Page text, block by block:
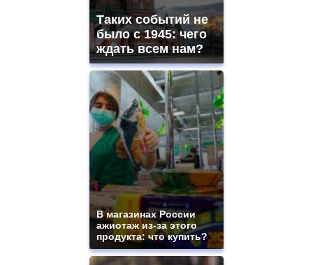
Таких событий не
было с 1945: чего
ждать всем нам?
В магазинах России
ажиотаж из-за этого
продукта: что купить?